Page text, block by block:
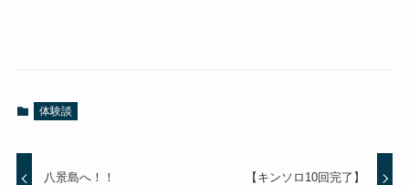
体験談
八景島へ！！ 【キンソロ10回完了】